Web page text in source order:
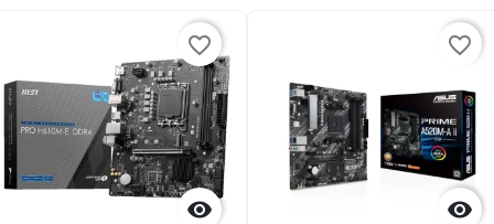

favorite_border

favorite_border